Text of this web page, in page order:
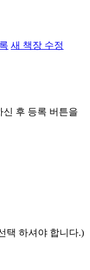
새 책장 수정
신 후 등록 버튼을
택 하셔야 합니다.)